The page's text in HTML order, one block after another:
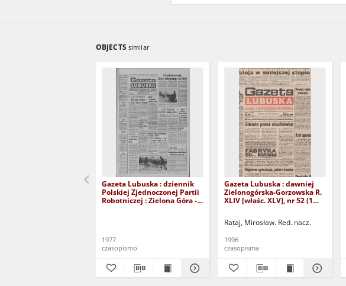
OBJECTS similar
Gazeta Lubuska : dziennik
Polskiej Zjednoczonej Partii
Robotniczej : Zielona Góra -
1977
czasopismo
Gazeta Lubuska : dawniej
Zielonogórska-Gorzowska R.
XLIV [właśc. XLV], nr 52 (1
Rataj, Mirosław. Red. nacz.
1996
czasopisma